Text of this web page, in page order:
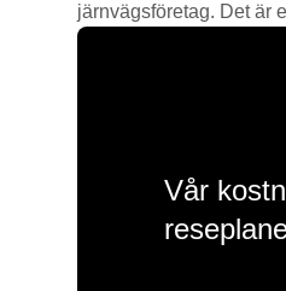
järnvägsföretag. Det är
Vår